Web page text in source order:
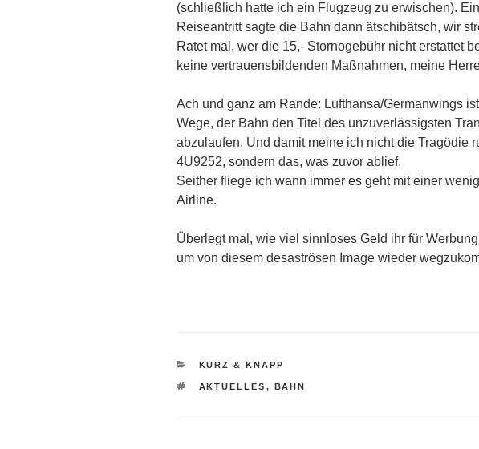
(schließlich hatte ich ein Flugzeug zu erwischen).
Reiseantritt sagte die Bahn dann ätschibätsch, wir
Ratet mal, wer die 15,- Stornogebühr nicht erstattet
keine vertrauensbildenden Maßnahmen, meine
Ach und ganz am Rande: Lufthansa/Germanwings
Wege, der Bahn den Titel des unzuverlässigsten
abzulaufen. Und damit meine ich nicht die Tragödie
4U9252, sondern das, was zuvor ablief.
Seither fliege ich wann immer es geht mit einer
Airline.
Überlegt mal, wie viel sinnloses Geld ihr für
um von diesem desaströsen Image wieder
KATEGORIEN
KURZ & KNAPP
SCHLAGWÖRTER
AKTUELLES , BAHN